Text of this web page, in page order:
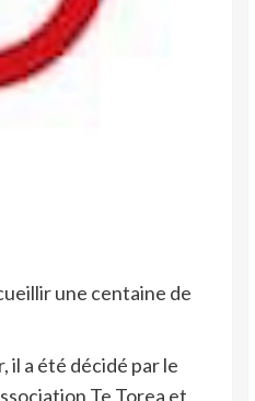
une centaine de
il a été décidé par le
Te Torea et